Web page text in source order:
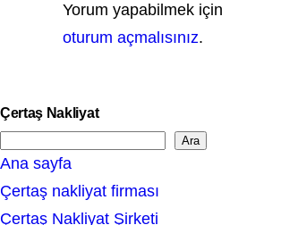
Yorum yapabilmek için
oturum açmalısınız.
Çertaş Nakliyat
e
a
Ara
Ana sayfa
Çertaş nakliyat firması
Çertaş Nakliyat Şirketi